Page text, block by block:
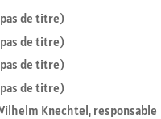
de titre)
de titre)
de titre)
de titre)
Knechtel, responsable